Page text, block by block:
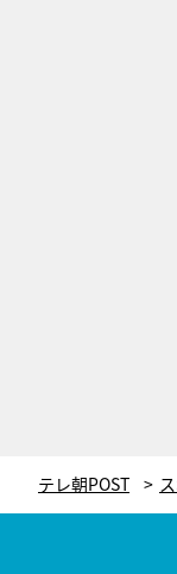
テレ朝POST